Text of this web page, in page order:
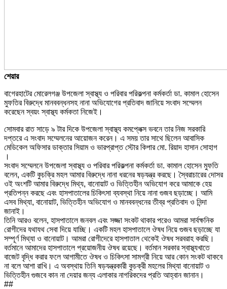
শেয়ার
বাগেরহাটের মোরেলগঞ্জ উপজেলা স্বাস্থ্য ও পরিবার পরিকল্পনা কর্মকর্তা ডা. কামাল হোসেন
মুফতির বিরুদ্ধে মানববন্ধনসহ নানা অভিযোগের প্রতিবাদ জানিয়ে সংবাদ সম্মেলন
করেছেন স্বয়ং স্বাস্থ্য কর্মকতা নিজেই।
সোমবার রাত সাড়ে ৯ টার দিকে উপজেলা স্বাস্থ্য কমপ্লেক্স ভবনে তার নিজ সরকারি
দপ্তরে এ সংবাদ সম্মেলনের আয়োজন করেন। এ সময় তার সাথে ছিলেন আবাসিক
মেডিকেল অফিসার ডাক্তার সিয়াম ও ভারপ্রাপ্ত স্টোর কিপার মো. রিয়াদ হাসান সোহাগ
।
সংবাদ সম্মেলনে উপজেলা স্বাস্থ্য ও পরিবার পরিকল্পনা কর্মকর্তা ডা. কামাল হোসেন মুফতি
বলেন, একটি কুচক্রি মহল আমার বিরুদ্ধে নানা ধরনের ষড়যন্ত্র করছে। স্বৈরাচারের দোসর
ওই অংশটি আমার বিরুদ্ধে মিথ্য, বানোয়াট ও ভিত্তিহীন অভিযোগ করে আমাকে হেয়
প্রতিপন্ন করছে এবং হাসপাতালের চিকিৎসা ব্যবস্থা নিয়ে নানা গুজব ছড়াচ্ছে। আমি
এসব মিথ্যা, বানোয়াট, ভিত্তিহীন অভিযোগ ও মানববন্ধনের তীব্র প্রতিবাদ ও নিন্দা
জানাই।
তিনি আরও বলেন, হাসপাতালে জনবল এবং সজ্জা সংকট থাকার পরেও আমরা সার্বক্ষনিক
রোগীদের যথাযথ সেবা দিয়ে যাচ্ছি। একটি মহল হাসপাতালে ঔষধ নিয়ে গুজব ছড়াচ্ছে যা
সম্পূর্ণ মিথ্যা ও বানোয়াট। আমরা রোগীদেরে হাসপাতাল থেকেই ঔষধ সরবরাহ করছি।
বর্তমানে আমাদের হাসপাতালে প্রয়োজনীয় ঔষধ রয়েছে। বর্তমান সরকার স্বাস্থ্যখাতে
বাজেট বৃদ্ধি করার ফলে আগামীতে ঔষধ ও চিকিৎসা সামগ্রী নিয়ে আর কোন সংকট থাকবে
না বলে আশা রাখি। এ অবস্থায় তিনি ষড়যন্ত্রকারী কুচক্রী মহলের মিথ্যা বানোয়াট ও
ভিত্তিহীন গুজবে কান না দেয়ার জন্য এলাকার নাগরিকদের প্রতি আহ্বান জানান।
##